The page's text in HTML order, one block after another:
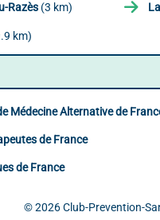
Razès (3 km)
km)
Médecine Alternative de
de France
de France
© 2026 Club-Prevention-